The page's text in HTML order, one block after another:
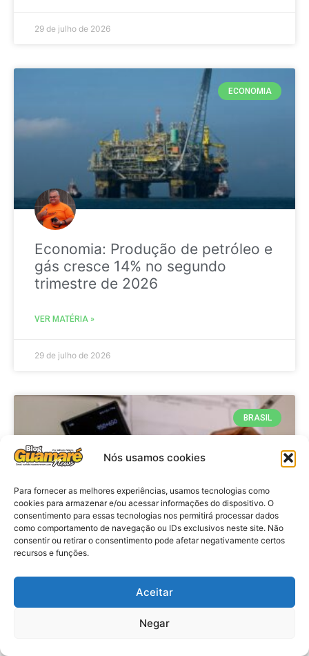
Nós usamos cookies
Para fornecer as melhores experiências, usamos tecnologias como
cookies para armazenar e/ou acessar informações do dispositivo. O
consentimento para essas tecnologias nos permitirá processar dados
como comportamento de navegação ou IDs exclusivos neste site. Não
consentir ou retirar o consentimento pode afetar negativamente certos
recursos e funções.
Aceitar
Negar
29 de julho de 2026
ECONOMIA
Economia: Produção de petróleo e
gás cresce 14% no segundo
trimestre de 2026
VER MATÉRIA »
29 de julho de 2026
BRASIL
Economia: Prazo de adesão ao
Programa Desenrola 2.0 é
prorrogado